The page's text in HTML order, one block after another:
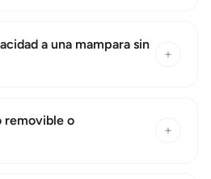
a una mampara sin
+
removible o
+